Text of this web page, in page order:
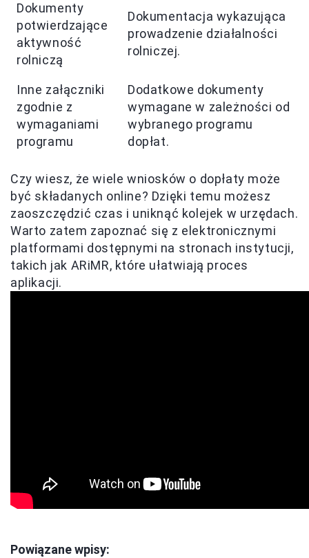
Dokumenty
potwierdzające
aktywność
rolniczą
Dokumentacja wykazująca
prowadzenie działalności
rolniczej.
Inne załączniki
zgodnie z
wymaganiami
programu
Dodatkowe dokumenty
wymagane w zależności od
wybranego programu
dopłat.
Czy wiesz, że wiele wniosków o dopłaty może
być składanych online? Dzięki temu możesz
zaoszczędzić czas i uniknąć kolejek w urzędach.
Warto zatem zapoznać się z elektronicznymi
platformami dostępnymi na stronach instytucji,
takich jak ARiMR, które ułatwiają proces
aplikacji.
Powiązane wpisy: